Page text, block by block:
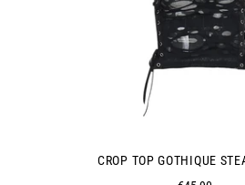
CROP TOP GOTHIQUE